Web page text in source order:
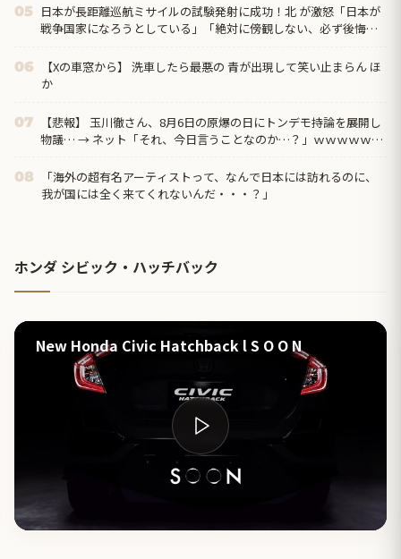
05 日本が長距離巡航ミサイルの試験発射に成功！北 が激怒「日本が
戦争国家になろうとしている」「絶対に傍観しない、必ず後悔さ
06
【Xの車窓から】 洗車したら最悪の 青が出現して笑い止まらん ほ
か
07
【悲報】 玉川徹さん、8月6日の原爆の日にトンデモ持論を展開し
物議… → ネット「それ、今日言うことなのか…？」ｗｗｗｗｗｗ
08
「海外の超有名アーティストって、なんで日本には訪れるのに、
我が国には全く来てくれないんだ・・・？」
ホンダ シビック・ハッチバック
New Honda Civic Hatchback l S O O N